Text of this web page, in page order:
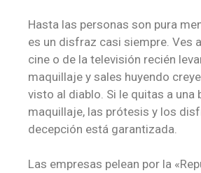
Hasta las personas son pura
es un disfraz casi siempre. Ves
cine o de la televisión recién
maquillaje y sales huyendo
visto al diablo. Si le quitas a una
maquillaje, las prótesis y los
decepción está garantizada.
Las empresas pelean por la